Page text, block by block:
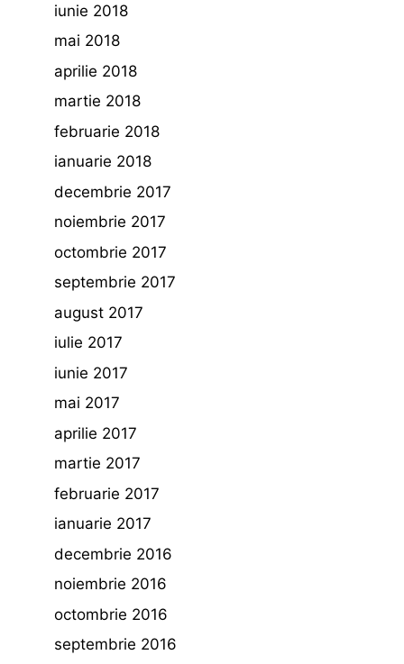
iunie 2018
mai 2018
aprilie 2018
martie 2018
februarie 2018
ianuarie 2018
decembrie 2017
noiembrie 2017
octombrie 2017
septembrie 2017
august 2017
iulie 2017
iunie 2017
mai 2017
aprilie 2017
martie 2017
februarie 2017
ianuarie 2017
decembrie 2016
noiembrie 2016
octombrie 2016
septembrie 2016